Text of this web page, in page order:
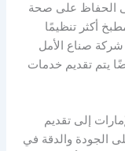
الحفاظ على صحة
أكثر تنظيمًا
شركة صناع الأمل
يتم تقديم خدمات
إلى تقديم
الجودة والدقة في